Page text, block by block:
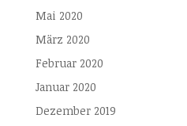
Mai 2020
März 2020
Februar 2020
Januar 2020
Dezember 2019